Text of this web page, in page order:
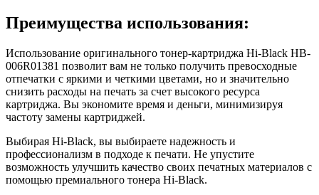
Преимущества использования:
Использование оригинального тонер-картриджа Hi-Black HB-
006R01381 позволит вам не только получить превосходные
отпечатки с яркими и четкими цветами, но и значительно
снизить расходы на печать за счет высокого ресурса
картриджа. Вы экономите время и деньги, минимизируя
частоту замены картриджей.
Выбирая Hi-Black, вы выбираете надежность и
профессионализм в подходе к печати. Не упустите
возможность улучшить качество своих печатных материалов с
помощью премиального тонера Hi-Black.